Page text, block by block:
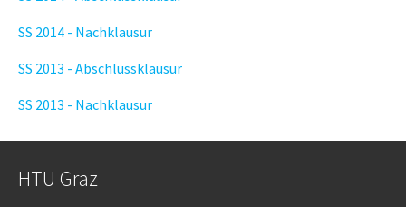
SS 2014 - Nachklausur
SS 2013 - Abschlussklausur
SS 2013 - Nachklausur
HTU Graz